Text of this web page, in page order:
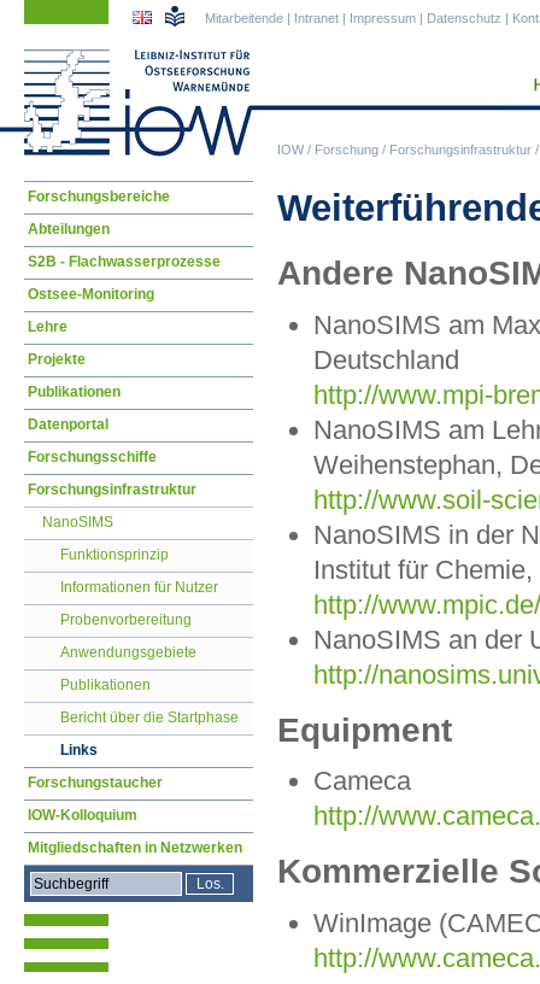
IOW/ Forschung / Forschungsinfrastruktur
Mitarbeitende | Intranet | Impressum | Datenschutz |
Andere
NanoSIMS am
Deutschland
http://www.mpi-
NanoSIMS am
Weihenstephan,
http://www.soil-
NanoSIMS in der
Institut für
http://
NanoSIMS an der
http://
Equipment
Cameca
http://
Kommerzielle
WinImage
http://
Navigation
überspringen
Forschungsbereiche
Abteilungen
S2B - Flachwasserprozesse
Ostsee-Monitoring
Lehre
Projekte
Publikationen
Datenportal
Forschungsschiffe
Forschungsinfrastruktur
NanoSIMS
Funktionsprinzip
Informationen für Nutzer
Probenvorbereitung
Anwendungsgebiete
Publikationen
Bericht über die Startphase
Links
Forschungstaucher
IOW-Kolloquium
Mitgliedschaften in Netzwerken